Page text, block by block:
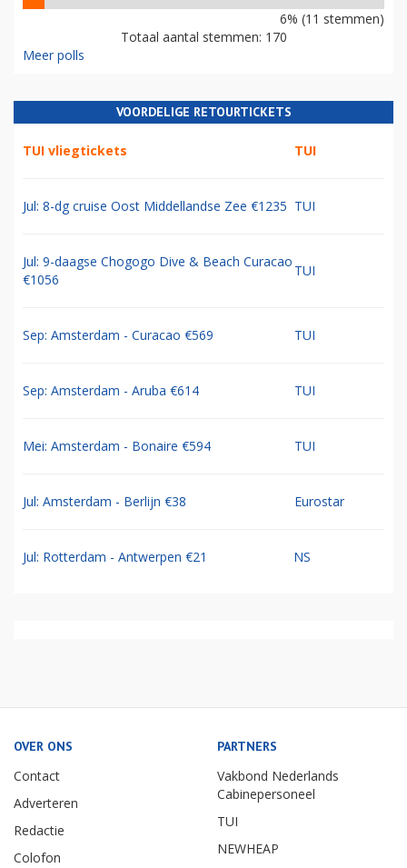
6% (11 stemmen)
Totaal aantal stemmen: 170
Meer polls
VOORDELIGE RETOURTICKETS
TUI vliegtickets TUI
Jul: 8-dg cruise Oost Middellandse Zee €1235 TUI
Jul: 9-daagse Chogogo Dive & Beach Curacao
€1056
TUI
Sep: Amsterdam - Curacao €569 TUI
Sep: Amsterdam - Aruba €614 TUI
Mei: Amsterdam - Bonaire €594 TUI
Jul: Amsterdam - Berlijn €38 Eurostar
Jul: Rotterdam - Antwerpen €21 NS
OVER ONS
Contact
Adverteren
Redactie
Colofon
PARTNERS
Vakbond Nederlands
Cabinepersoneel
TUI
NEWHEAP